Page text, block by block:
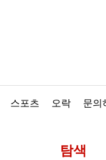
스포츠 오락 문의
탐색